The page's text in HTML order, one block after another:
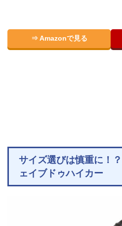
⇒ Amazonで見る
サイズ選びは慎重に！
ェイブドゥハイカー